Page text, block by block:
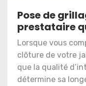
Pose de
prestataire
Lorsque vous
clôture de votre
que la qualité
détermine sa